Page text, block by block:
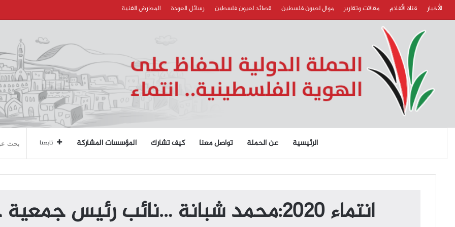
الأخبار قناة الأفلام مقالات وتقارير موال لعيون فلسطين قصائد لعيون فلسطين رسائل العودة المعارض الفنية
الرئيسية عن الحملة تواصل معنا كيف تشارك المؤسسات المشاركة تابعنا
انتماء 2020:محمد شبانة …نائب رئيس جمعية حتا الخيرية…الأردن